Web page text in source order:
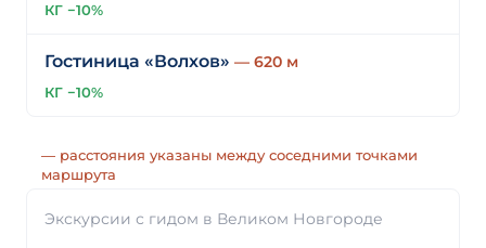
КГ −10%
Гостиница «Волхов» — 620 м
КГ −10%
— расстояния указаны между соседними точками
маршрута
Экскурсии с гидом в Великом Новгороде